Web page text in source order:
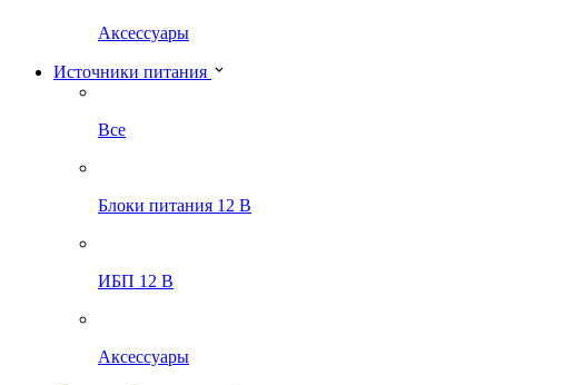
Аксессуары
Источники питания
Все
Блоки питания 12 В
ИБП 12 В
Аксессуары